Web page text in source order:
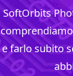
SoftOrbits
e farlo subito